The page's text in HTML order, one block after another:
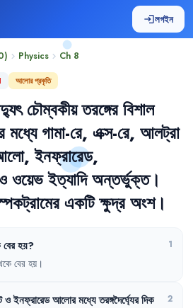
loginলগইন
chevron_right Physics chevron_right Ch 8
আলোর প্রকৃতি
চৌম্বকীয় তরঙ্গের বিশাল
মধ্যে গামা-রে, এক্স-রে, আলট্রা
, ইনফ্রারেড,
ওয়েভ ইত্যাদি অন্তর্ভুক্ত।
একটি ক্ষুদ্র অংশ।
বেরহয়? 1
বের হয় ।
ওইনফ্রারেডআলোরমধ্যেতরঙ্গদৈর্ঘ্যেরদিক
2